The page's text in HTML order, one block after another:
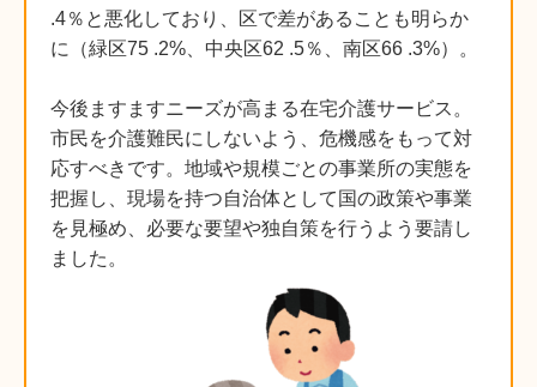
.4％と悪化しており、区で差があることも明らか
に（緑区75 .2%、中央区62 .5％、南区66 .3%）。
今後ますますニーズが高まる在宅介護サービス。
市民を介護難民にしないよう、危機感をもって対
応すべきです。地域や規模ごとの事業所の実態を
把握し、現場を持つ自治体として国の政策や事業
を見極め、必要な要望や独自策を行うよう要請し
ました。